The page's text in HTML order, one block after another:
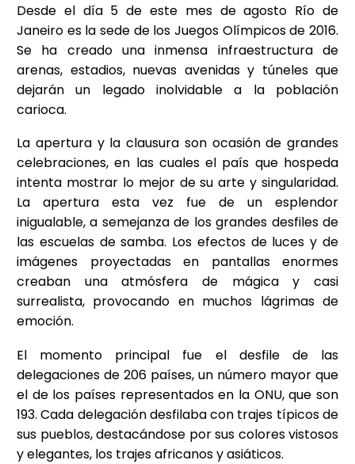
Desde el día 5 de este mes de agosto Río de
Janeiro es la sede de los Juegos Olímpicos de 2016.
Se ha creado una inmensa infraestructura de
arenas, estadios, nuevas avenidas y túneles que
dejarán un legado inolvidable a la población
carioca.
La apertura y la clausura son ocasión de grandes
celebraciones, en las cuales el país que hospeda
intenta mostrar lo mejor de su arte y singularidad.
La apertura esta vez fue de un esplendor
inigualable, a semejanza de los grandes desfiles de
las escuelas de samba. Los efectos de luces y de
imágenes proyectadas en pantallas enormes
creaban una atmósfera de mágica y casi
surrealista, provocando en muchos lágrimas de
emoción.
El momento principal fue el desfile de las
delegaciones de 206 países, un número mayor que
el de los países representados en la ONU, que son
193. Cada delegación desfilaba con trajes típicos de
sus pueblos, destacándose por sus colores vistosos
y elegantes, los trajes africanos y asiáticos.